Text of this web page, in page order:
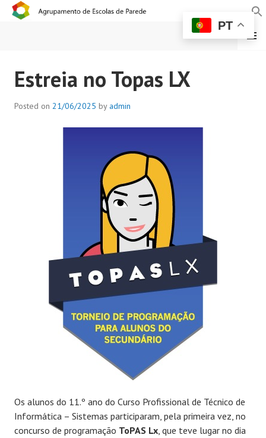
AGRUPAMENTO DE
ESCOLAS DE PAREDE
MENU
Estreia no Topas LX
Posted on 21/06/2025 by admin
Os alunos do 11.º ano do Curso Profissional de Técnico de
Informática – Sistemas participaram, pela primeira vez, no
concurso de programação ToPAS Lx, que teve lugar no dia
PT